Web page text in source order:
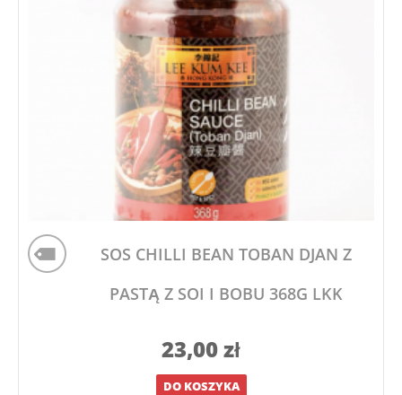
SOS CHILLI BEAN TOBAN DJAN Z
PASTĄ Z SOI I BOBU 368G LKK
23,00zł
DO KOSZYKA